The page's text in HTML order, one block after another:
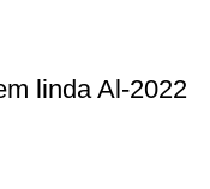
linda Al-2022